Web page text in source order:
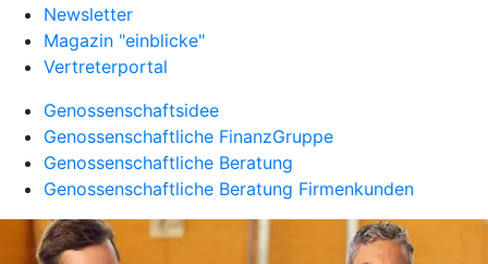
Newsletter
Magazin "einblicke"
Vertreterportal
Genossenschaftsidee
Genossenschaftliche FinanzGruppe
Genossenschaftliche Beratung
Genossenschaftliche Beratung Firmenkunden